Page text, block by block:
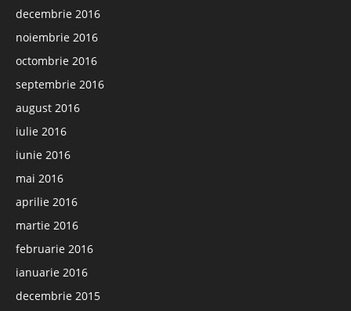
decembrie 2016
noiembrie 2016
octombrie 2016
septembrie 2016
august 2016
iulie 2016
iunie 2016
mai 2016
aprilie 2016
martie 2016
februarie 2016
ianuarie 2016
decembrie 2015